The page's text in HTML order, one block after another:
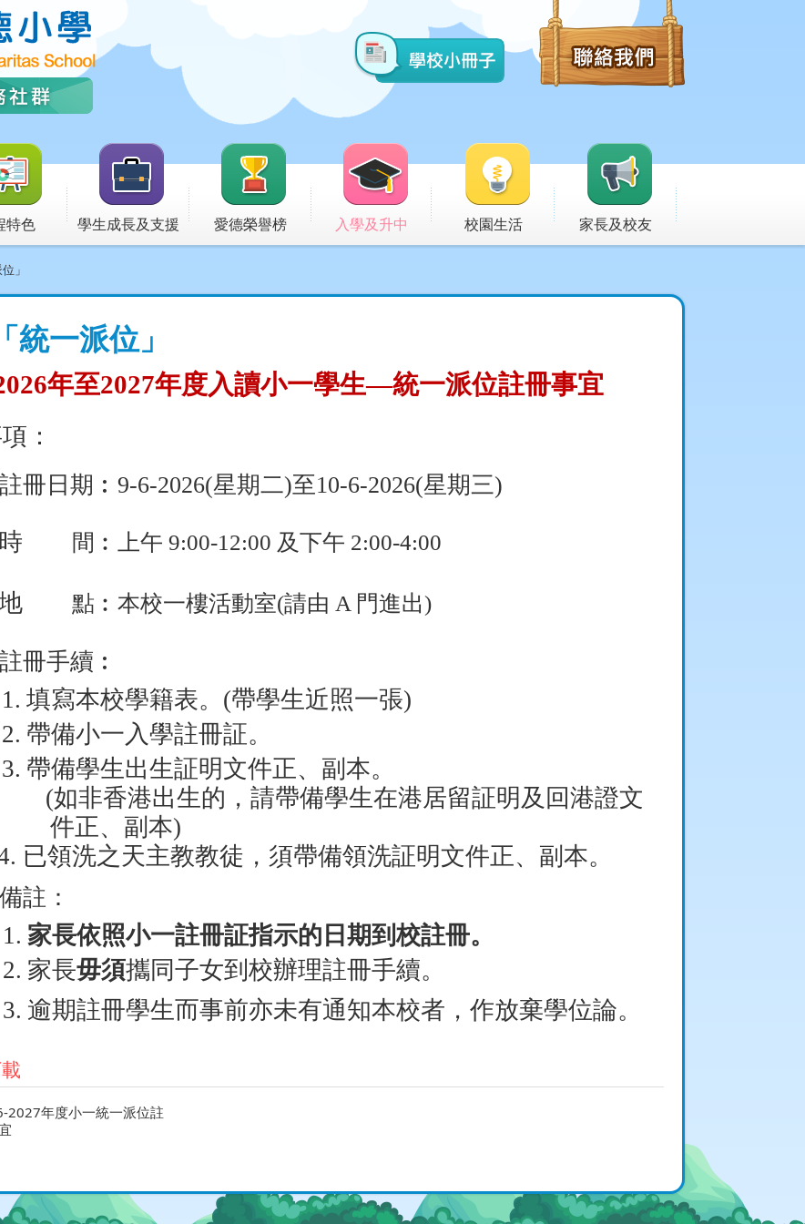
特色 學生成長及支援 愛德榮譽榜 入學及升中 校園生活 家長及校友
」
統一派位」
年至2027年度入讀小一學生—統一派位註冊事宜
：
註冊日期︰ 9-6-2026(星期二)至10-6-2026(星期三)
時 間 ︰上午 9:00-12:00 及下午 2:00-4:00
點︰本校一樓活動室(請由 A 門進出)
註冊手續︰
1. 填寫本校學籍表。 (帶學生近照一張)
2. 帶備小一入學註冊証。
3. 帶備學生出生証明文件正、副本。
(如非香港出生的，請帶備學生在港居留証明及回港證文
件正、副本)
已領洗之天主教教徒，須帶備領洗証明文件正、副本。
備註：
1. 家長依照小一註冊証指示的日期到校註冊。
2. 家長毋須攜同子女到校辦理註冊手續。
3. 逾期註冊學生而事前亦未有通知本校者，作放棄學位論。
2027年度小一統一派位註